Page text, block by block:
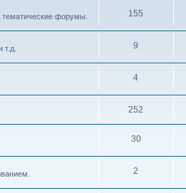
форумы.
155
9
4
252
30
2